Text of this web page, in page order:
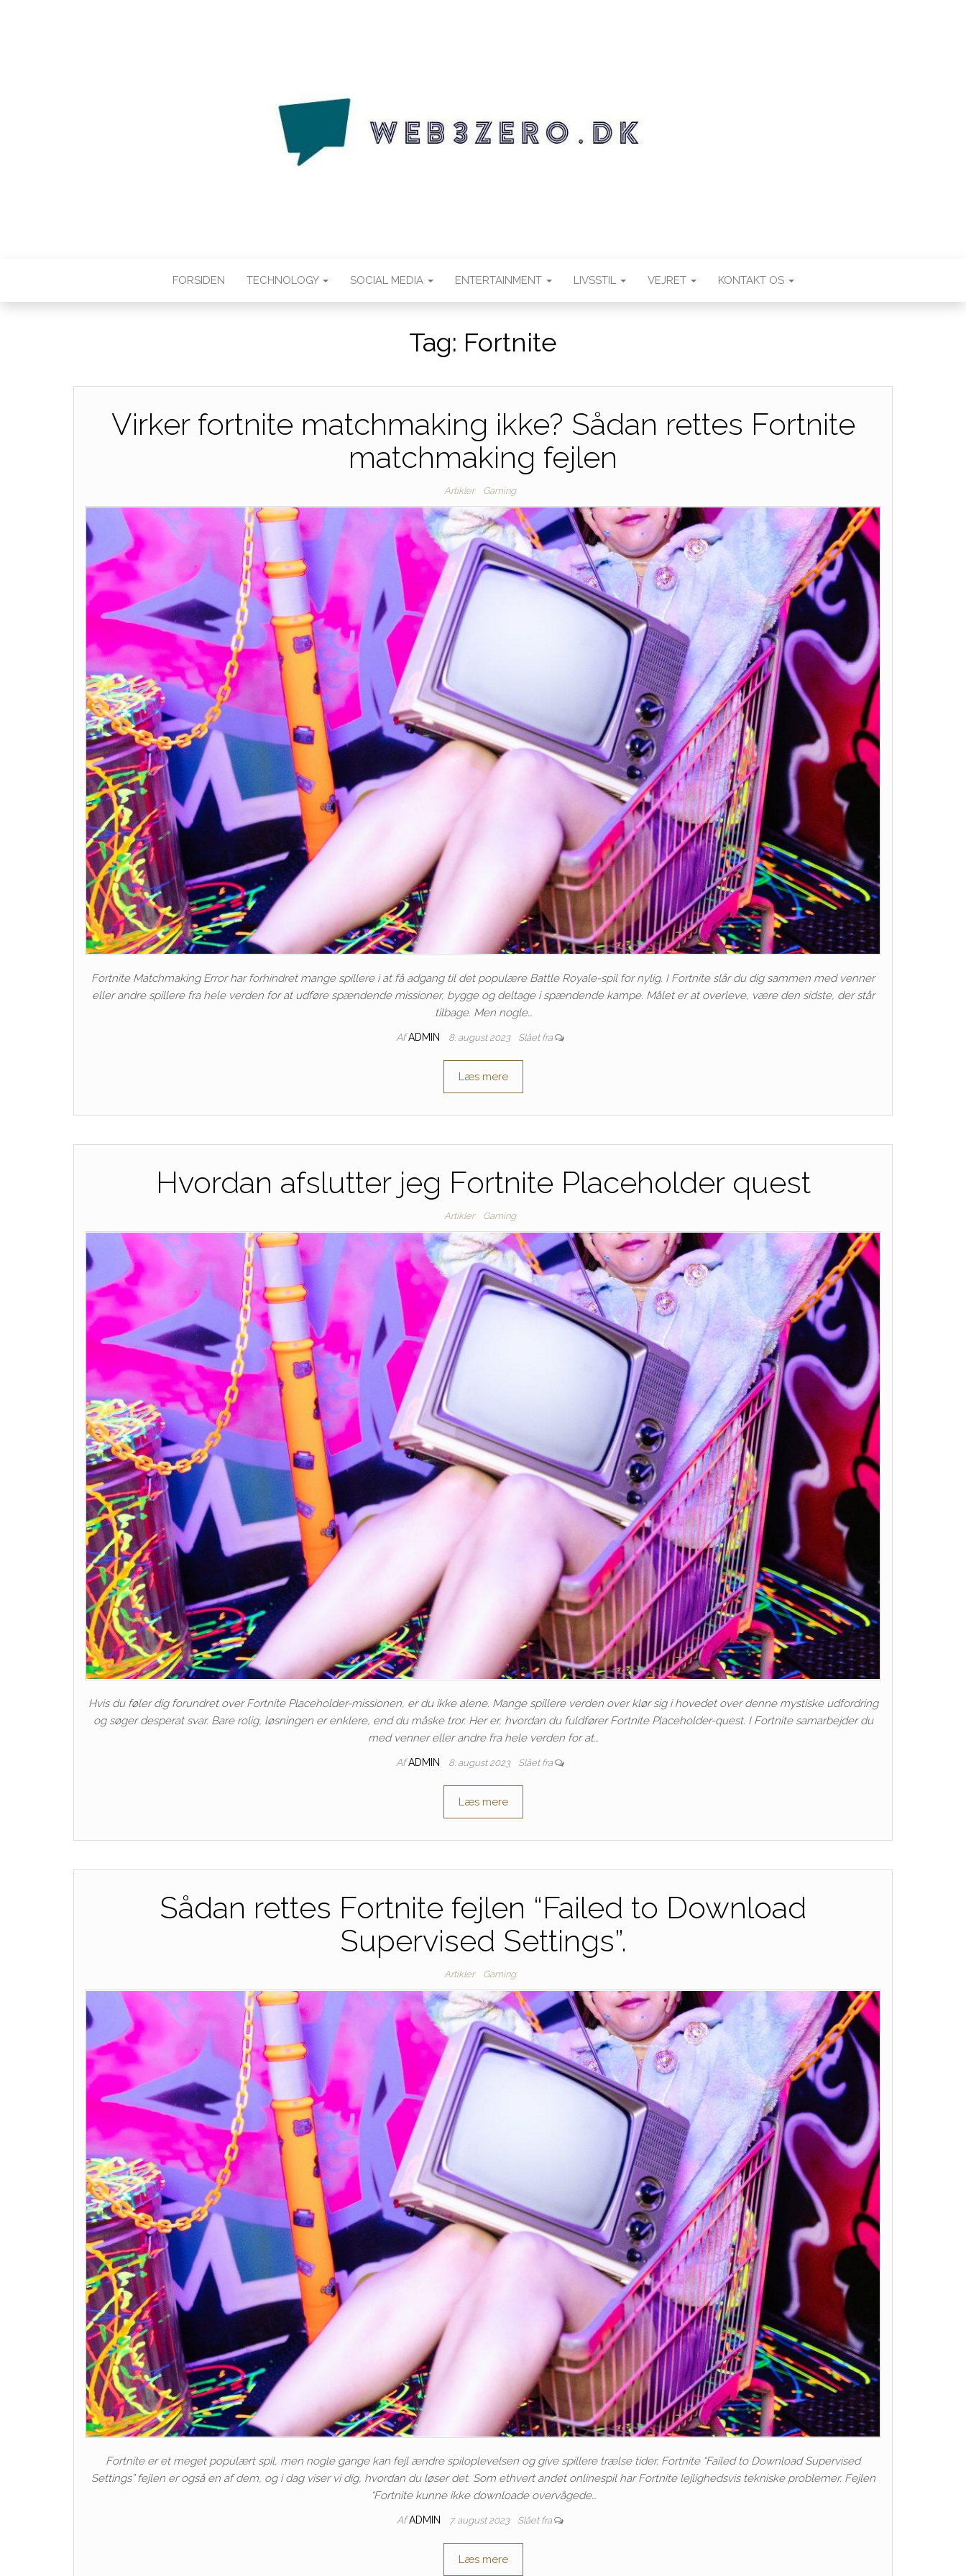
WEB3ZERO.DK
FORSIDEN TECHNOLOGY SOCIAL MEDIA ENTERTAINMENT LIVSSTIL VEJRET KONTAKT OS
Tag: Fortnite
Virker fortnite matchmaking ikke? Sådan rettes Fortnite
matchmaking fejlen
Artikler Gaming
Fortnite Matchmaking Error har forhindret mange spillere i at få adgang til det populære Battle Royale-spil for nylig. I Fortnite slår du dig sammen med venner
eller andre spillere fra hele verden for at udføre spændende missioner, bygge og deltage i spændende kampe. Målet er at overleve, være den sidste, der står
tilbage. Men nogle…
Af ADMIN 8. august 2023 Slået fra
Læs mere
Hvordan afslutter jeg Fortnite Placeholder quest
Artikler Gaming
Hvis du føler dig forundret over Fortnite Placeholder-missionen, er du ikke alene. Mange spillere verden over klør sig i hovedet over denne mystiske udfordring
og søger desperat svar. Bare rolig, løsningen er enklere, end du måske tror. Her er, hvordan du fuldfører Fortnite Placeholder-quest. I Fortnite samarbejder du
med venner eller andre fra hele verden for at…
Af ADMIN 8. august 2023 Slået fra
Læs mere
Sådan rettes Fortnite fejlen “Failed to Download
Supervised Settings”.
Artikler Gaming
Fortnite er et meget populært spil, men nogle gange kan fejl ændre spiloplevelsen og give spillere trælse tider. Fortnite “Failed to Download Supervised
Settings” fejlen er også en af ​​dem, og i dag viser vi dig, hvordan du løser det. Som ethvert andet onlinespil har Fortnite lejlighedsvis tekniske problemer. Fejlen
“Fortnite kunne ikke downloade overvågede…
Af ADMIN 7. august 2023 Slået fra
Læs mere